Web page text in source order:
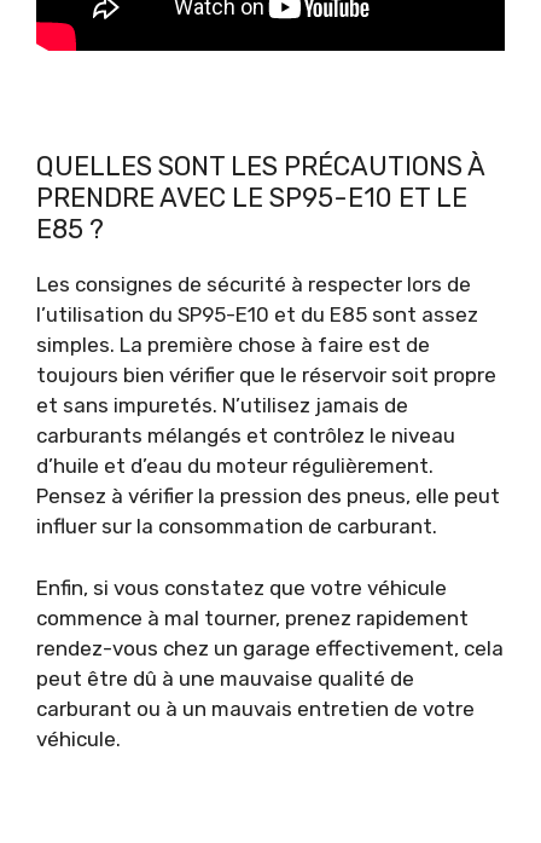
QUELLES SONT LES PRÉCAUTIONS À
PRENDRE AVEC LE SP95-E10 ET LE
E85 ?
Les consignes de sécurité à respecter lors de
l’utilisation du SP95-E10 et du E85 sont assez
simples. La première chose à faire est de
toujours bien vérifier que le réservoir soit propre
et sans impuretés. N’utilisez jamais de
carburants mélangés et contrôlez le niveau
d’huile et d’eau du moteur régulièrement.
Pensez à vérifier la pression des pneus, elle peut
influer sur la consommation de carburant.
Enfin, si vous constatez que votre véhicule
commence à mal tourner, prenez rapidement
rendez-vous chez un garage effectivement, cela
peut être dû à une mauvaise qualité de
carburant ou à un mauvais entretien de votre
véhicule.